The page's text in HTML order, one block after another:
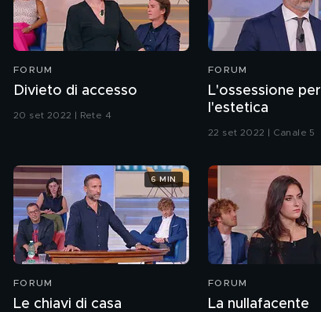
FORUM
Divieto di accesso
20 set 2022 | Rete 4
FORUM
L'ossessione per
l'estetica
22 set 2022 | Canale 5
FORUM
Le chiavi di casa
6 MIN
FORUM
La nullafacente